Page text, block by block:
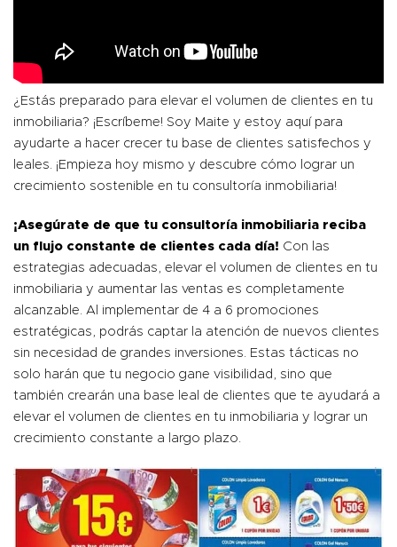
¿Estás preparado para elevar el volumen de clientes en tu
inmobiliaria? ¡Escríbeme! Soy Maite y estoy aquí para
ayudarte a hacer crecer tu base de clientes satisfechos y
leales. ¡Empieza hoy mismo y descubre cómo lograr un
crecimiento sostenible en tu consultoría inmobiliaria!
¡Asegúrate de que tu consultoría inmobiliaria reciba
un flujo constante de clientes cada día! Con las
estrategias adecuadas, elevar el volumen de clientes en tu
inmobiliaria y aumentar las ventas es completamente
alcanzable. Al implementar de 4 a 6 promociones
estratégicas, podrás captar la atención de nuevos clientes
sin necesidad de grandes inversiones. Estas tácticas no
solo harán que tu negocio gane visibilidad, sino que
también crearán una base leal de clientes que te ayudará a
elevar el volumen de clientes en tu inmobiliaria y lograr un
crecimiento constante a largo plazo.